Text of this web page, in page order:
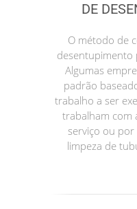
DE
O método de
desentupimento
Algumas
padrão
trabalho a ser
trabalham com
serviço ou por
limpeza de